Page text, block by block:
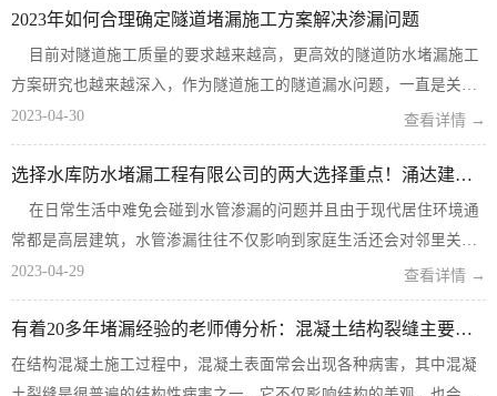
2023年如何合理确定隧道堵漏施工方案解决渗漏问题
目前对隧道施工质量的要求越来越高，更高效的隧道防水堵漏施工
方案研究也越来越深入，作为隧道施工的隧道漏水问题，一直是关注
的重点和技术难点。 涌达建工将继续阐述隧道防水堵漏施工方案和隧
道防漏水措施。 ...
2023-04-30 查看详情 →
选择水库防水堵漏工程有限公司的两大选择重点！涌达建工为您解答
在日常生活中难免会碰到水管渗漏的问题并且由于现代居住环境通
常都是高层建筑，水管渗漏往往不仅影响到家庭生活还会对邻里关系
产生矛盾，很多家庭因为渗漏的问题楼上楼下互相指责最终反目成仇
的例子不胜枚举。更有甚者前来修复的水库...
2023-04-29 查看详情 →
有着20多年堵漏经验的老师傅分析：混凝土结构裂缝主要原因？
在结构混凝土施工过程中，混凝土表面常会出现各种病害，其中混凝